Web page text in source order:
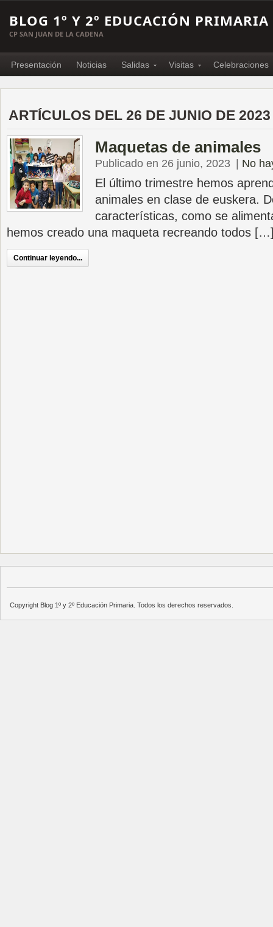
BLOG 1º Y 2º EDUCACIÓN PRIMARIA
CP SAN JUAN DE LA CADENA
Presentación Noticias Salidas Visitas Celebraciones
ARTÍCULOS DEL 26 DE JUNIO DE 2023
Maquetas de animales
Publicado en 26 junio, 2023 No
El último trimestre hemos
animales en clase de euskera.
características, como se
hemos creado una maqueta recreando todos
Continuar leyendo...
Copyright Blog 1º y 2º Educación Primaria. Todos los derechos reservados.